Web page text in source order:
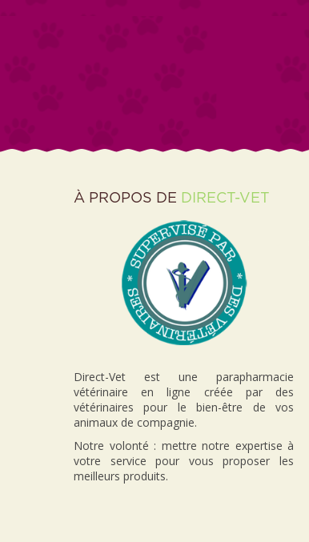
À PROPOS DE DIRECT-VET
Direct-Vet est une parapharmacie
vétérinaire en ligne créée par des
vétérinaires pour le bien-être de vos
animaux de compagnie.
Notre volonté : mettre notre expertise à
votre service pour vous proposer les
meilleurs produits.